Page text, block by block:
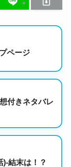
ページ
付きネタバレ
結末は！？